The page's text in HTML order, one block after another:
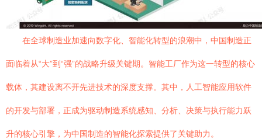
在全球制造业加速向数字化、智能化转型的浪潮中，中国制造正
面临着从“大”到“强”的战略升级关键期。智能工厂作为这一转型的核心
载体，其建设离不开先进技术的深度支撑。其中，人工智能应用软件
的开发与部署，正成为驱动制造系统感知、分析、决策与执行能力跃
升的核心引擎，为中国制造的智能化探索提供了关键助力。